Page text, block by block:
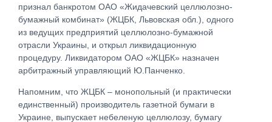
признал банкротом ОАО «Жидачевский целлюлозно-
бумажный комбинат» (ЖЦБК, Львовская обл.), одного
из ведущих предприятий целлюлозно-бумажной
отрасли Украины, и открыл ликвидационную
процедуру. Ликвидатором ОАО «ЖЦБК» назначен
арбитражный управляющий Ю.Панченко.
Напомним, что ЖЦБК – монопольный (и практически
единственный) производитель газетной бумаги в
Украине, выпускает небеленую целлюлозу, бумагу